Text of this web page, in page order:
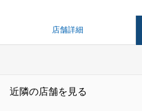
店舗詳細
近隣の店舗を見る